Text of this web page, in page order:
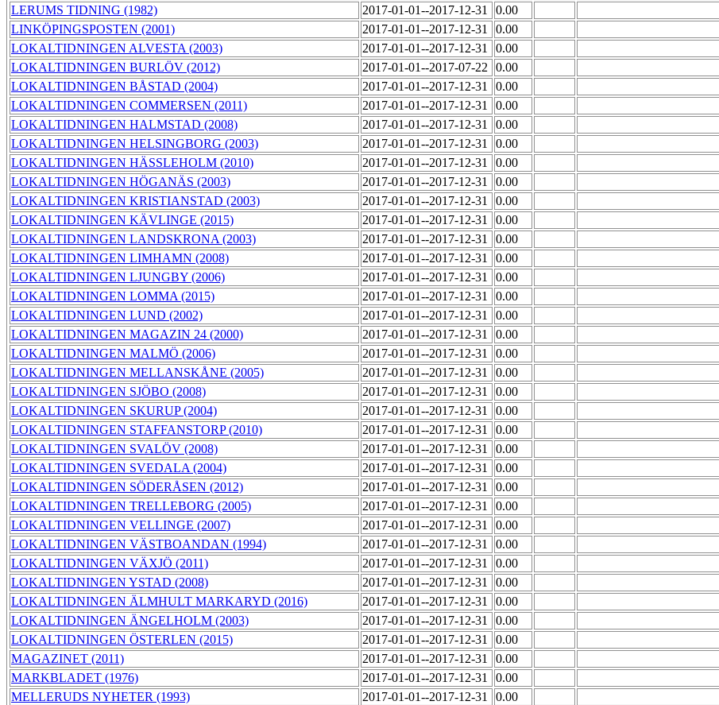
LERUMS TIDNING (1982) 2017-01-01--2017-12-31 0.00
LINKÖPINGSPOSTEN (2001) 2017-01-01--2017-12-31 0.00
LOKALTIDNINGEN ALVESTA (2003) 2017-01-01--2017-12-31 0.00
LOKALTIDNINGEN BURLÖV (2012) 2017-01-01--2017-07-22 0.00
LOKALTIDNINGEN BÅSTAD (2004) 2017-01-01--2017-12-31 0.00
LOKALTIDNINGEN COMMERSEN (2011) 2017-01-01--2017-12-31 0.00
LOKALTIDNINGEN HALMSTAD (2008) 2017-01-01--2017-12-31 0.00
LOKALTIDNINGEN HELSINGBORG (2003) 2017-01-01--2017-12-31 0.00
LOKALTIDNINGEN HÄSSLEHOLM (2010) 2017-01-01--2017-12-31 0.00
LOKALTIDNINGEN HÖGANÄS (2003) 2017-01-01--2017-12-31 0.00
LOKALTIDNINGEN KRISTIANSTAD (2003) 2017-01-01--2017-12-31 0.00
LOKALTIDNINGEN KÄVLINGE (2015) 2017-01-01--2017-12-31 0.00
LOKALTIDNINGEN LANDSKRONA (2003) 2017-01-01--2017-12-31 0.00
LOKALTIDNINGEN LIMHAMN (2008) 2017-01-01--2017-12-31 0.00
LOKALTIDNINGEN LJUNGBY (2006) 2017-01-01--2017-12-31 0.00
LOKALTIDNINGEN LOMMA (2015) 2017-01-01--2017-12-31 0.00
LOKALTIDNINGEN LUND (2002) 2017-01-01--2017-12-31 0.00
LOKALTIDNINGEN MAGAZIN 24 (2000) 2017-01-01--2017-12-31 0.00
LOKALTIDNINGEN MALMÖ (2006) 2017-01-01--2017-12-31 0.00
LOKALTIDNINGEN MELLANSKÅNE (2005) 2017-01-01--2017-12-31 0.00
LOKALTIDNINGEN SJÖBO (2008) 2017-01-01--2017-12-31 0.00
LOKALTIDNINGEN SKURUP (2004) 2017-01-01--2017-12-31 0.00
LOKALTIDNINGEN STAFFANSTORP (2010) 2017-01-01--2017-12-31 0.00
LOKALTIDNINGEN SVALÖV (2008) 2017-01-01--2017-12-31 0.00
LOKALTIDNINGEN SVEDALA (2004) 2017-01-01--2017-12-31 0.00
LOKALTIDNINGEN SÖDERÅSEN (2012) 2017-01-01--2017-12-31 0.00
LOKALTIDNINGEN TRELLEBORG (2005) 2017-01-01--2017-12-31 0.00
LOKALTIDNINGEN VELLINGE (2007) 2017-01-01--2017-12-31 0.00
LOKALTIDNINGEN VÄSTBOANDAN (1994) 2017-01-01--2017-12-31 0.00
LOKALTIDNINGEN VÄXJÖ (2011) 2017-01-01--2017-12-31 0.00
LOKALTIDNINGEN YSTAD (2008) 2017-01-01--2017-12-31 0.00
LOKALTIDNINGEN ÄLMHULT MARKARYD (2016) 2017-01-01--2017-12-31 0.00
LOKALTIDNINGEN ÄNGELHOLM (2003) 2017-01-01--2017-12-31 0.00
LOKALTIDNINGEN ÖSTERLEN (2015) 2017-01-01--2017-12-31 0.00
MAGAZINET (2011) 2017-01-01--2017-12-31 0.00
MARKBLADET (1976) 2017-01-01--2017-12-31 0.00
MELLERUDS NYHETER (1993) 2017-01-01--2017-12-31 0.00